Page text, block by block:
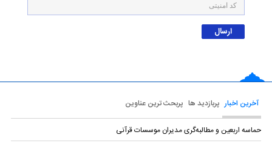
آخرین اخبار پربازدید ها پربحث ترین عناوین
حماسه اربعین و مطالبه‌گری مدیران موسسات قرآنی